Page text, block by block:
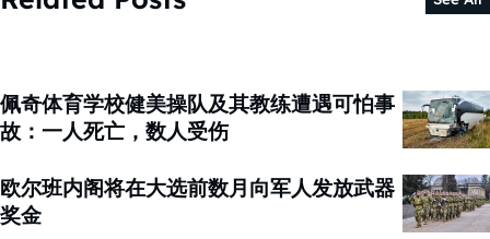
佩奇体育学校健美操队及其教练遭遇可怕事
故：一人死亡，数人受伤
欧尔班内阁将在大选前数月向军人发放武器
奖金